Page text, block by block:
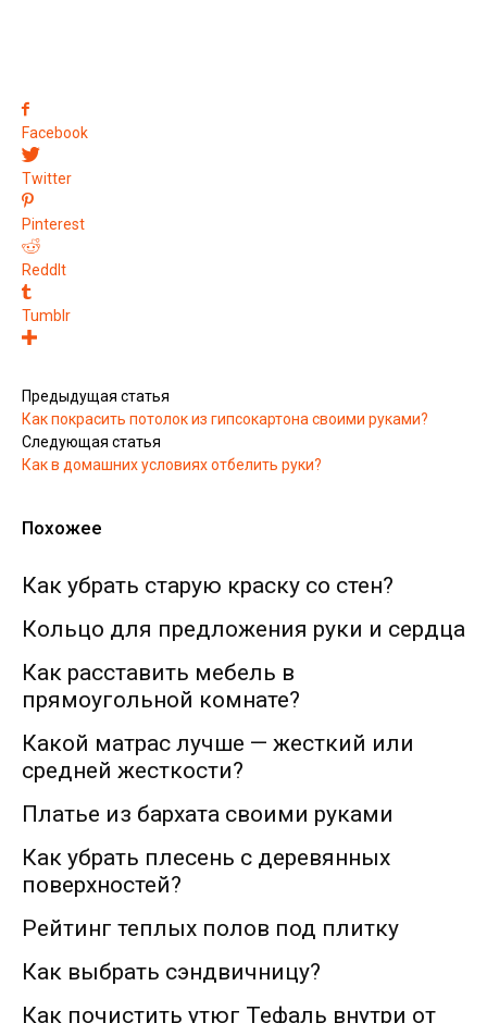
Facebook
Twitter
Pinterest
ReddIt
Tumblr
Предыдущая статья
Как покрасить потолок из гипсокартона своими руками?
Следующая статья
Как в домашних условиях отбелить руки?
Похожее
Как убрать старую краску со стен?
Кольцо для предложения руки и сердца
Как расставить мебель в
прямоугольной комнате?
Какой матрас лучше — жесткий или
средней жесткости?
Платье из бархата своими руками
Как убрать плесень с деревянных
поверхностей?
Рейтинг теплых полов под плитку
Как выбрать сэндвичницу?
Как почистить утюг Тефаль внутри от